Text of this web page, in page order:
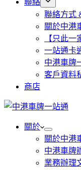
聯絡
聯絡方式
關於中港
【只此一
一站通卡
中港車牌
客戶資料
商店
關於
關於中港
中港車牌
業務辦理